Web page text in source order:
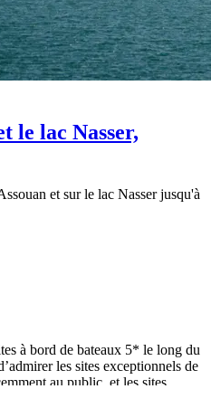
le lac Nasser,
et sur le lac Nasser jusqu'à
à bord de bateaux 5* le long du
les sites exceptionnels de
au public, et les sites
Louxor, deux jours de visites de